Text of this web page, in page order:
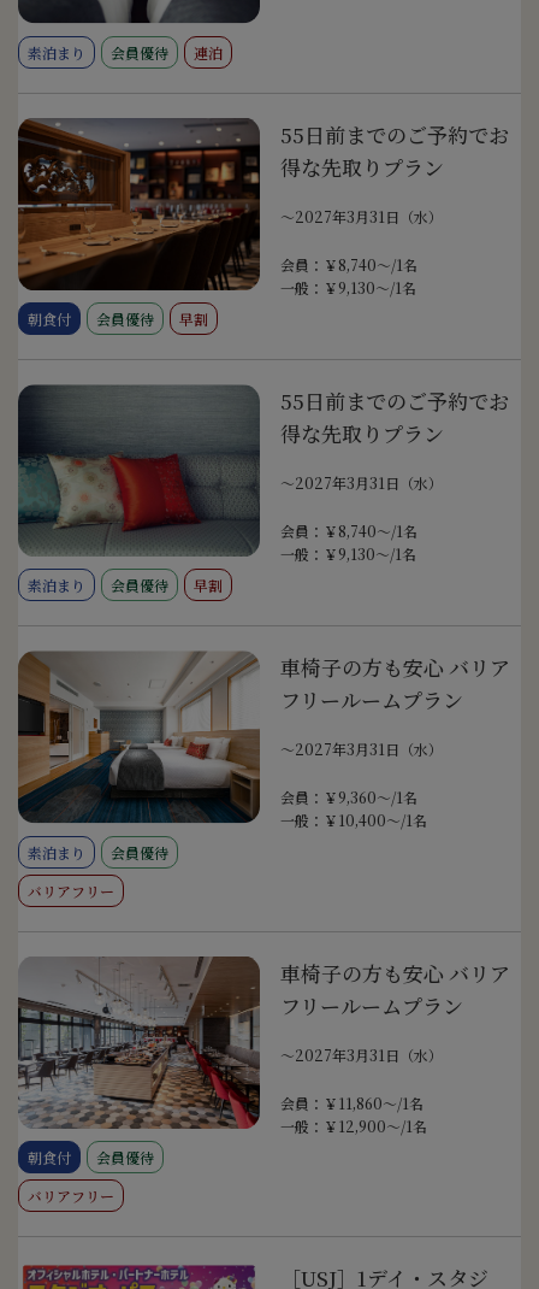
素泊まり 会員優待 連泊
55日前までのご予約でお
得な先取りプラン
〜2027年3月31日（水）
会員：￥8,740～/1名
一般：￥9,130～/1名
朝食付
会員優待 早割
55日前までのご予約でお
得な先取りプラン
〜2027年3月31日（水）
会員：￥8,740～/1名
一般：￥9,130～/1名
素泊まり
会員優待 早割
車椅子の方も安心 バリア
フリールームプラン
〜2027年3月31日（水）
会員：￥9,360～/1名
一般：￥10,400～/1名
素泊まり
会員優待
バリアフリー
車椅子の方も安心 バリア
フリールームプラン
〜2027年3月31日（水）
会員：￥11,860～/1名
一般：￥12,900～/1名
朝食付
会員優待
バリアフリー
［USJ］1デイ・スタジ